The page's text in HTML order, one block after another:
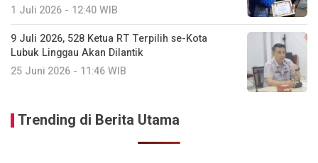
1 Juli 2026 - 12:40 WIB
9 Juli 2026, 528 Ketua RT Terpilih se-Kota
Lubuk Linggau Akan Dilantik
25 Juni 2026 - 11:46 WIB
Trending di Berita Utama